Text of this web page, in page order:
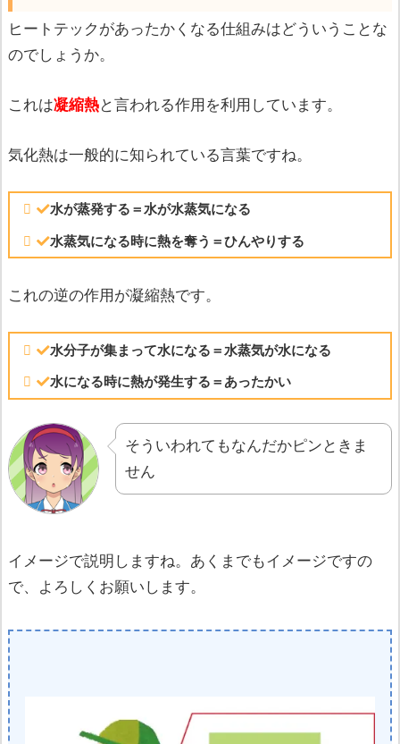
ヒートテックがあったかくなる仕組みはどういうことな
のでしょうか。
これは凝縮熱と言われる作用を利用しています。
気化熱は一般的に知られている言葉ですね。
水が蒸発する＝水が水蒸気になる
水蒸気になる時に熱を奪う＝ひんやりする
これの逆の作用が凝縮熱です。
水分子が集まって水になる＝水蒸気が水になる
水になる時に熱が発生する＝あったかい
そういわれてもなんだかピンときま
せん
イメージで説明しますね。あくまでもイメージですの
で、よろしくお願いします。